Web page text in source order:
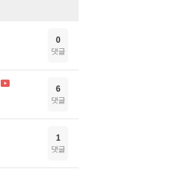
0
댓글
6
댓글
1
댓글